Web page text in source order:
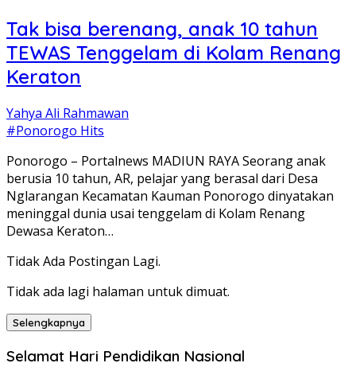
Tak bisa berenang, anak 10 tahun
TEWAS Tenggelam di Kolam Renang
Keraton
Yahya Ali Rahmawan
#Ponorogo Hits
Ponorogo – Portalnews MADIUN RAYA Seorang anak
berusia 10 tahun, AR, pelajar yang berasal dari Desa
Nglarangan Kecamatan Kauman Ponorogo dinyatakan
meninggal dunia usai tenggelam di Kolam Renang
Dewasa Keraton…
Tidak Ada Postingan Lagi.
Tidak ada lagi halaman untuk dimuat.
Selengkapnya
Selamat Hari Pendidikan Nasional